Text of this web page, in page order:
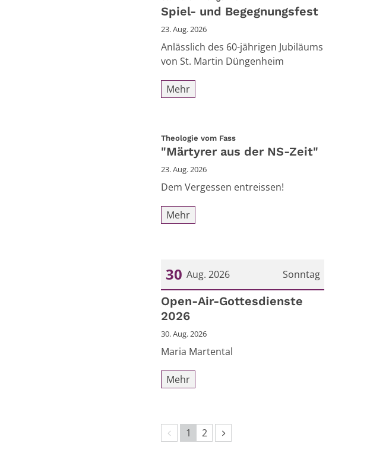
Spiel- und Begegnungsfest
23. Aug. 2026
Anlässlich des 60-jährigen Jubiläums
von St. Martin Düngenheim
Mehr
Theologie vom Fass:
"Märtyrer aus der NS-Zeit"
23. Aug. 2026
Dem Vergessen entreissen!
Mehr
Sonntag
30 Aug. 2026
Datum: 30. August 2026
Open-Air-Gottesdienste
2026
30. Aug. 2026
Maria Martental
Mehr
Vorherige Seite
1 2 Nächste Seite